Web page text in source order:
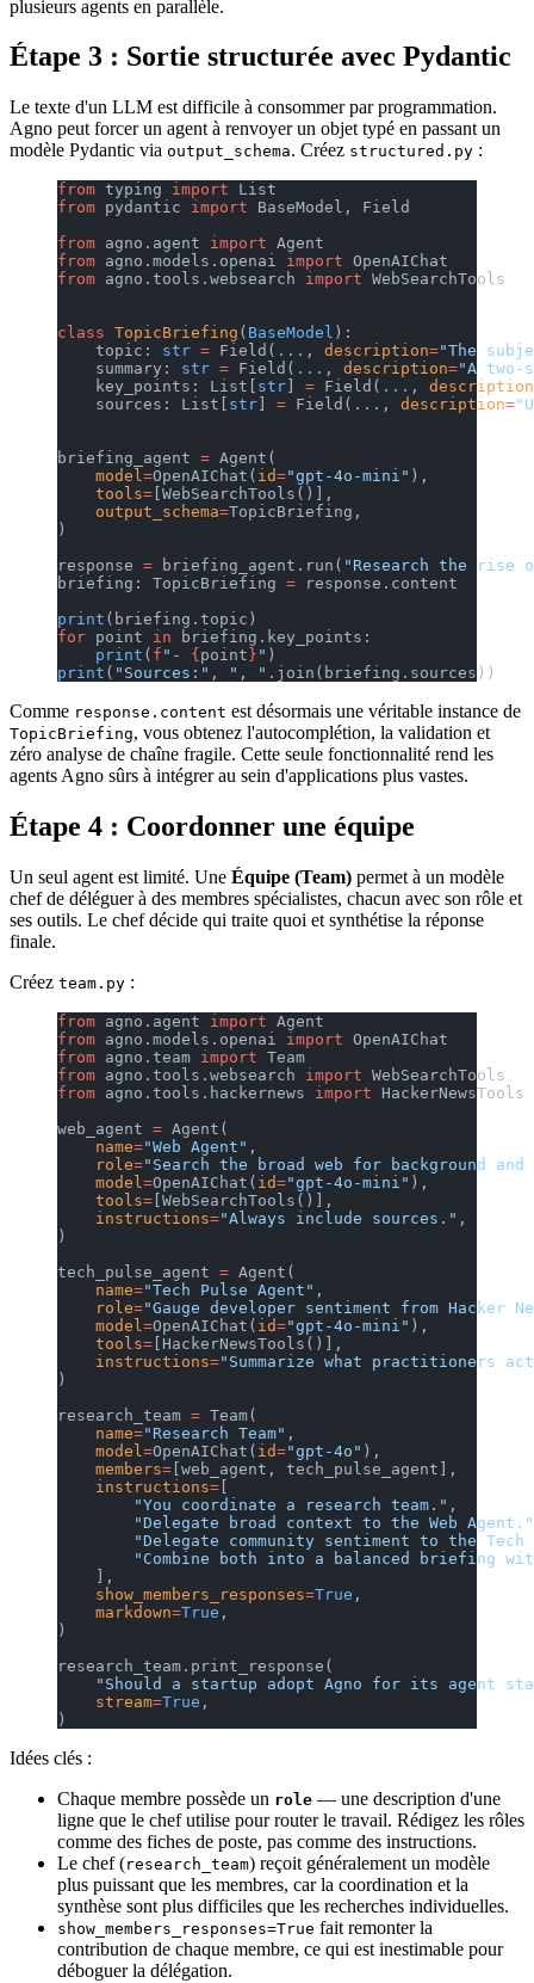
plusieurs agents en parallèle.
Étape 3 : Sortie structurée avec Pydantic
Le texte d'un LLM est difficile à consommer par programmation.
Agno peut forcer un agent à renvoyer un objet typé en passant un
modèle Pydantic via output_schema. Créez structured.py :
from typing import List
from pydantic import BaseModel, Field
from agno.agent import Agent
from agno.models.openai import OpenAIChat
from agno.tools.websearch import WebSearchTools
class TopicBriefing ( BaseModel ):
    topic:
str = Field( ... , description="The
    summary:
str = Field( ... , description="A two-
    key_points: List[
str = Field( ... , description
    sources: List[
str = Field( ... , description=
briefing_agent = Agent(
    model
=OpenAIChat( id="gpt-4o-mini" ),
    tools
= [WebSearchTools()],
    output_schema
=TopicBriefing,
)
response = briefing_agent.run( "Research the rise
briefing: TopicBriefing = response.content
print (briefing.topic)
for point in briefing.key_points:
    print
( f "- { point } " )
print ( "Sources:" , ", " .join(briefing.sources))
Comme response.content est désormais une véritable instance de
TopicBriefing, vous obtenez l'autocomplétion, la validation et
zéro analyse de chaîne fragile. Cette seule fonctionnalité rend les
agents Agno sûrs à intégrer au sein d'applications plus vastes.
Étape 4 : Coordonner une équipe
Un seul agent est limité. Une Équipe (Team) permet à un modèle
chef de déléguer à des membres spécialistes, chacun avec son rôle et
ses outils. Le chef décide qui traite quoi et synthétise la réponse
finale.
Créez team.py :
from agno.agent import Agent
from agno.models.openai import OpenAIChat
from agno.team import Team
from agno.tools.websearch import WebSearchTools
from agno.tools.hackernews import HackerNewsTools
web_agent = Agent(
    name
="Web Agent" ,
    role
="Search the broad web for background
    model
=OpenAIChat( id="gpt-4o-mini" ),
    tools
= [WebSearchTools()],
    instructions
="Always include sources." ,
)
tech_pulse_agent = Agent(
    name
="Tech Pulse Agent" ,
    role
="Gauge developer sentiment from Hacker
    model
=OpenAIChat( id="gpt-4o-mini" ),
    tools
= [HackerNewsTools()],
    instructions
="Summarize what practitioners
)
research_team = Team(
    name
="Research Team" ,
    model
=OpenAIChat( id="gpt-4o" ),
    members
= [web_agent, tech_pulse_agent],
    instructions
=
        "You coordinate a research team."
,
        "Delegate broad context to the Web Agent."
"Delegate community sentiment to the Tech
"Combine both into a balanced briefing
    ],
    show_members_responses
=True ,
    markdown
=True ,
)
research_team.print_response(
"Should a startup adopt Agno for its agent
    stream
=True ,
)
Idées clés :
Chaque membre possède un role — une description d'une
ligne que le chef utilise pour router le travail. Rédigez les rôles
comme des fiches de poste, pas comme des instructions.
Le chef (research_team) reçoit généralement un modèle
plus puissant que les membres, car la coordination et la
synthèse sont plus difficiles que les recherches individuelles.
show_members_responses=True fait remonter la
contribution de chaque membre, ce qui est inestimable pour
déboguer la délégation.